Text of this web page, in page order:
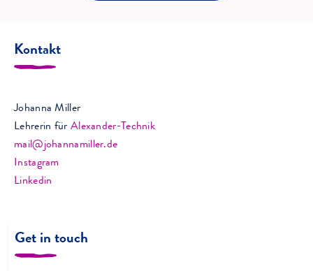
Kontakt
Johanna Miller
Lehrerin für Alexander-Technik
mail@johannamiller.de
Instagram
Linkedin
Get in touch